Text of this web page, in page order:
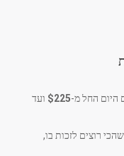
$225 ועד
רוצים לזכות בו,